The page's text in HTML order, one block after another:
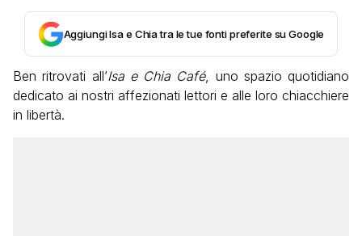
Aggiungi Isa e Chia tra le tue fonti preferite su Google
Ben ritrovati all’Isa e Chia Café, uno spazio quotidiano
dedicato ai nostri affezionati lettori e alle loro chiacchiere
in libertà.